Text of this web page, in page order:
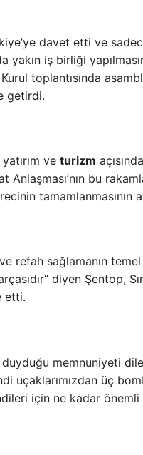
davet etti ve
yakın iş birliği
toplantısında
getirdi.
ve turizm
Anlaşması’nın bu
refah sağlamanın
diyen Şentop,
etti.
duyduğu memnuniyeti
üç
için ne kadar önemli